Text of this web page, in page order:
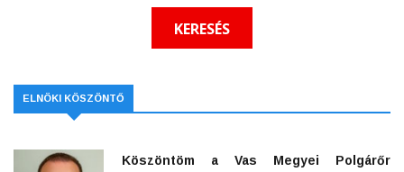
ELNÖKI KÖSZÖNTŐ
Köszöntöm a Vas Megyei Polgárőr